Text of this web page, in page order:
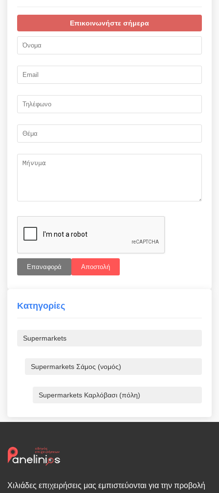
Επικοινωνήστε σήμερα
Επαναφορά Αποστολή
Κατηγορίες
Supermarkets
Supermarkets Σάμος (νομός)
Supermarkets Καρλόβασι (πόλη)
Χιλιάδες επιχειρήσεις μας εμπιστεύονται για την προβολή